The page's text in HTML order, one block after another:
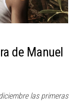
de Manuel
las primeras